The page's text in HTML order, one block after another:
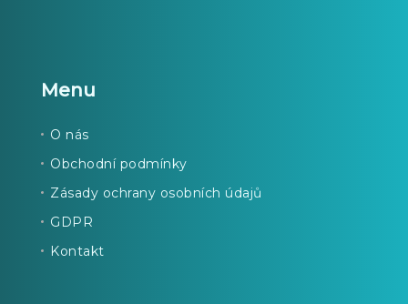
Menu
O nás
Obchodní podmínky
Zásady ochrany osobních údajů
GDPR
Kontakt